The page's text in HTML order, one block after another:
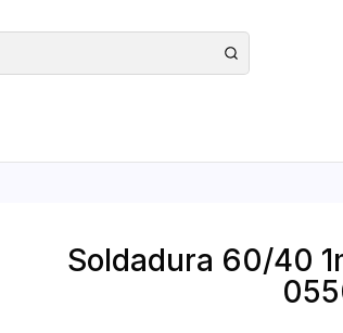
Soldadura 60/40